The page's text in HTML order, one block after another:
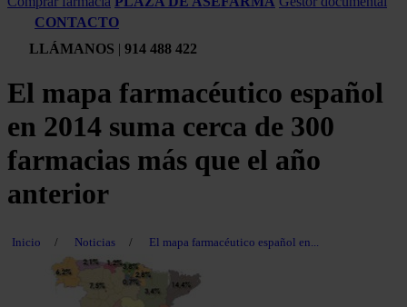
CONTACTO
LLÁMANOS | 914 488 422
El mapa farmacéutico español
en 2014 suma cerca de 300
farmacias más que el año
anterior
Inicio / Noticias / El mapa farmacéutico español en...